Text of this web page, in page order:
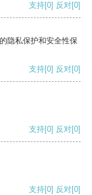
支持[0] 反对[0]
隐私保护和安全性保
支持[0] 反对[0]
支持[0] 反对[0]
支持[0] 反对[0]